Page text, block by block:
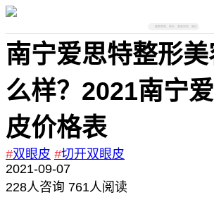
搜索医院、医生、美容项目、部位
南宁爱思特整形
么样？2021南宁
皮价格表
#双眼皮 #切开双眼皮
2021-09-07
228人咨询 761人阅读